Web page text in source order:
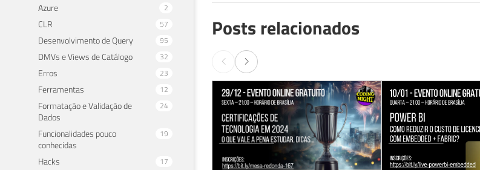
Azure 2
CLR 57
Desenvolvimento de Query 95
DMVs e Views de Catálogo 32
Erros 23
Ferramentas 12
Formatação e Validação de
Dados
24
Funcionalidades pouco
conhecidas
19
Hacks 17
Posts relacionados